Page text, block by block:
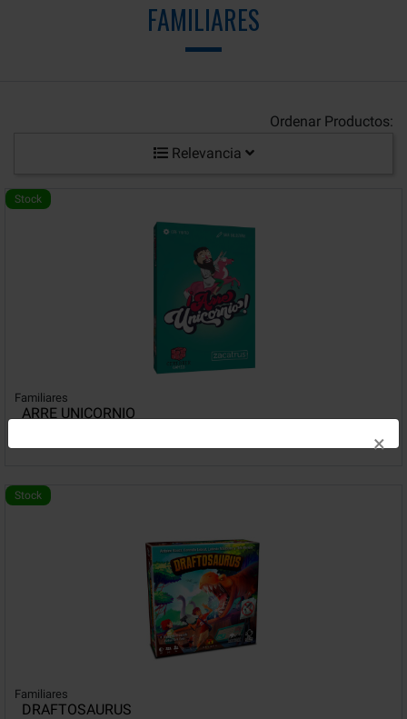
FAMILIARES
Ordenar Productos:
Relevancia
Stock
Familiares
ARRE UNICORNIO
Stock
Familiares
DRAFTOSAURUS
×